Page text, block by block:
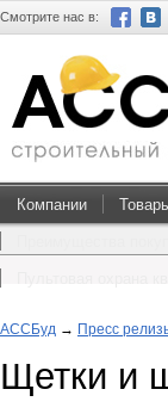
Смотрите нас в:
Компании
АССБуд → Пресс
Щетки и